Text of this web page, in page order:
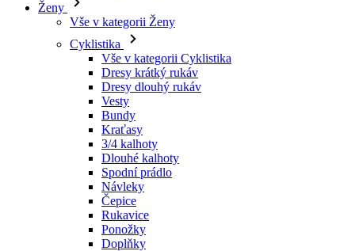
Ženy
Vše v kategorii Ženy
Cyklistika
Vše v kategorii Cyklistika
Dresy krátký rukáv
Dresy dlouhý rukáv
Vesty
Bundy
Kraťasy
3/4 kalhoty
Dlouhé kalhoty
Spodní prádlo
Návleky
Čepice
Rukavice
Ponožky
Doplňky